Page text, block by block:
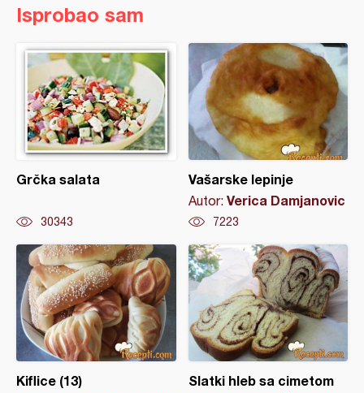
Isprobao sam
Grčka salata
30343
Vašarske lepinje
Autor: Verica Damjanovic
7223
Kiflice (13) Slatki hleb sa cimetom